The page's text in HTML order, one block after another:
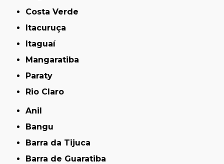
Costa Verde
Itacuruça
Itaguaí
Mangaratiba
Paraty
Rio Claro
Anil
Bangu
Barra da Tijuca
Barra de Guaratiba